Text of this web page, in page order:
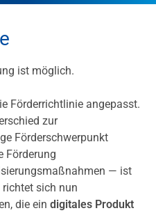
ist möglich.
Förderrichtlinie angepasst.
zur
Förderschwerpunkt
Förderung
— ist
sich nun
die ein digitales Produkt